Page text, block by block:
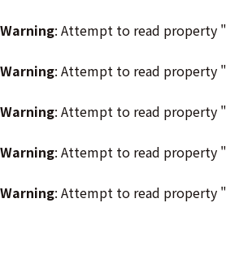
Warning: Attempt to read property
Warning: Attempt to read property
Warning: Attempt to read property
Warning: Attempt to read property
Warning: Attempt to read property